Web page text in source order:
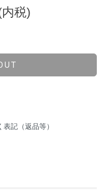
税)
記（返品等）